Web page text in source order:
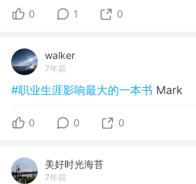
0 1 0
walker
7年前
#职业生涯影响最大的一本书 Mark
0 0 0
美好时光海苔
7年前